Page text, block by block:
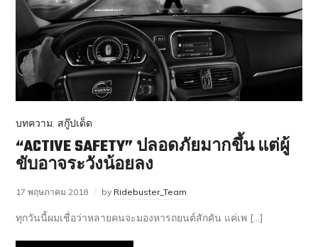
บทความ, สกู๊ปเด็ด
“ACTIVE SAFETY” ปลอดภัยมากขึ้น แต่ผู้
ขับอาจระวังน้อยลง
17 พฤษภาคม 2018 by Ridebuster_Team
ทุกวันนี้ผมเชื่อว่าหลายคนจะมองหารถยนต์สักคัน แค่เพ […]